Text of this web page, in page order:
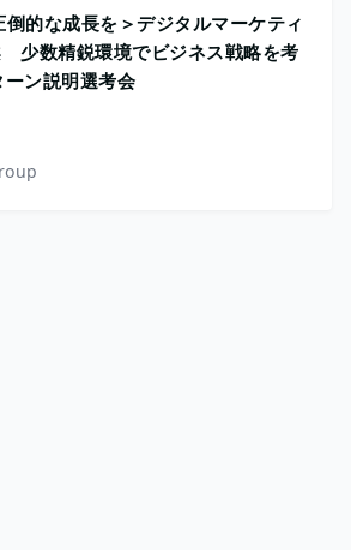
倒的な成長を＞デジタルマーケティ
少数精鋭環境でビジネス戦略を考
ン説明選考会